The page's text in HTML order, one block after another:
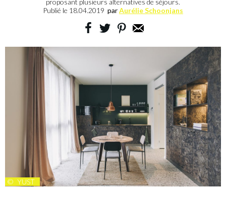
proposant plusieurs alternatives de séjours.
Publié le 18.04.2019 parAurélie Schoonjans
© YUST